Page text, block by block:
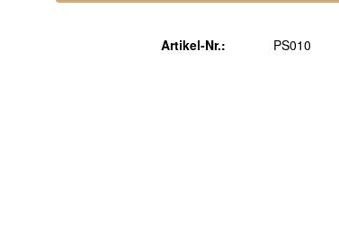
Artikel-Nr.: PS010